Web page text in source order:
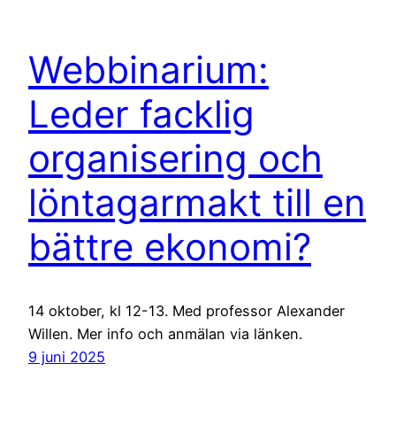
Webbinarium:
Leder facklig
organisering och
löntagarmakt till en
bättre ekonomi?
14 oktober, kl 12-13. Med professor Alexander
Willen. Mer info och anmälan via länken.
9 juni 2025